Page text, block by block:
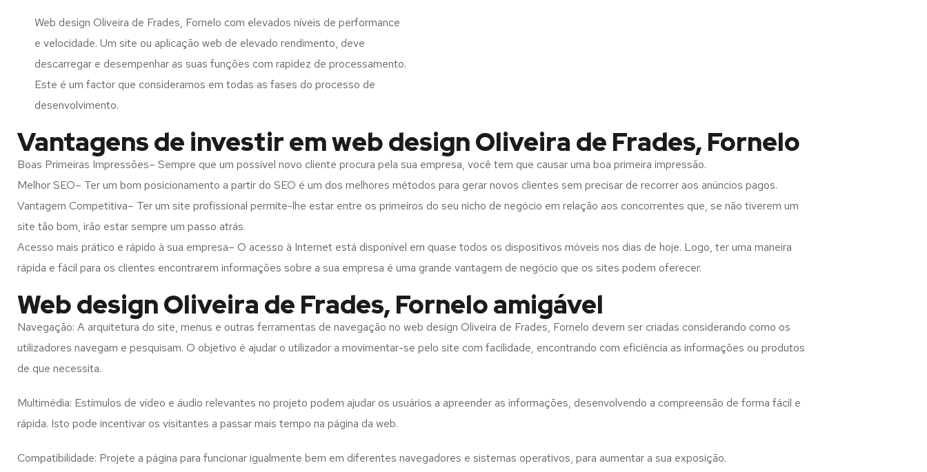
Web design Oliveira de Frades, Fornelo com elevados níveis de performance
e velocidade. Um site ou aplicação web de elevado rendimento, deve
descarregar e desempenhar as suas funções com rapidez de processamento.
Este é um factor que consideramos em todas as fases do processo de
desenvolvimento.
Vantagens de investir em web design Oliveira de Frades, Fornelo
Boas Primeiras Impressões– Sempre que um possível novo cliente procura pela sua empresa, você tem que causar uma boa primeira impressão.
Melhor SEO– Ter um bom posicionamento a partir do SEO é um dos melhores métodos para gerar novos clientes sem precisar de recorrer aos anúncios pagos.
Vantagem Competitiva– Ter um site profissional permite-lhe estar entre os primeiros do seu nicho de negócio em relação aos concorrentes que, se não tiverem um
site tão bom, irão estar sempre um passo atrás.
Acesso mais prático e rápido à sua empresa– O acesso à Internet está disponível em quase todos os dispositivos móveis nos dias de hoje. Logo, ter uma maneira
rápida e fácil para os clientes encontrarem informações sobre a sua empresa é uma grande vantagem de negócio que os sites podem oferecer.
Web design Oliveira de Frades, Fornelo amigável
Navegação: A arquitetura do site, menus e outras ferramentas de navegação no web design Oliveira de Frades, Fornelo devem ser criadas considerando como os
utilizadores navegam e pesquisam. O objetivo é ajudar o utilizador a movimentar-se pelo site com facilidade, encontrando com eficiência as informações ou produtos
de que necessita.
Multimédia: Estímulos de vídeo e áudio relevantes no projeto podem ajudar os usuários a apreender as informações, desenvolvendo a compreensão de forma fácil e
rápida. Isto pode incentivar os visitantes a passar mais tempo na página da web.
Compatibilidade: Projete a página para funcionar igualmente bem em diferentes navegadores e sistemas operativos, para aumentar a sua exposição.